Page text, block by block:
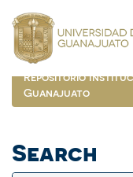
navigation
Repositorio
Guanajuato
Search